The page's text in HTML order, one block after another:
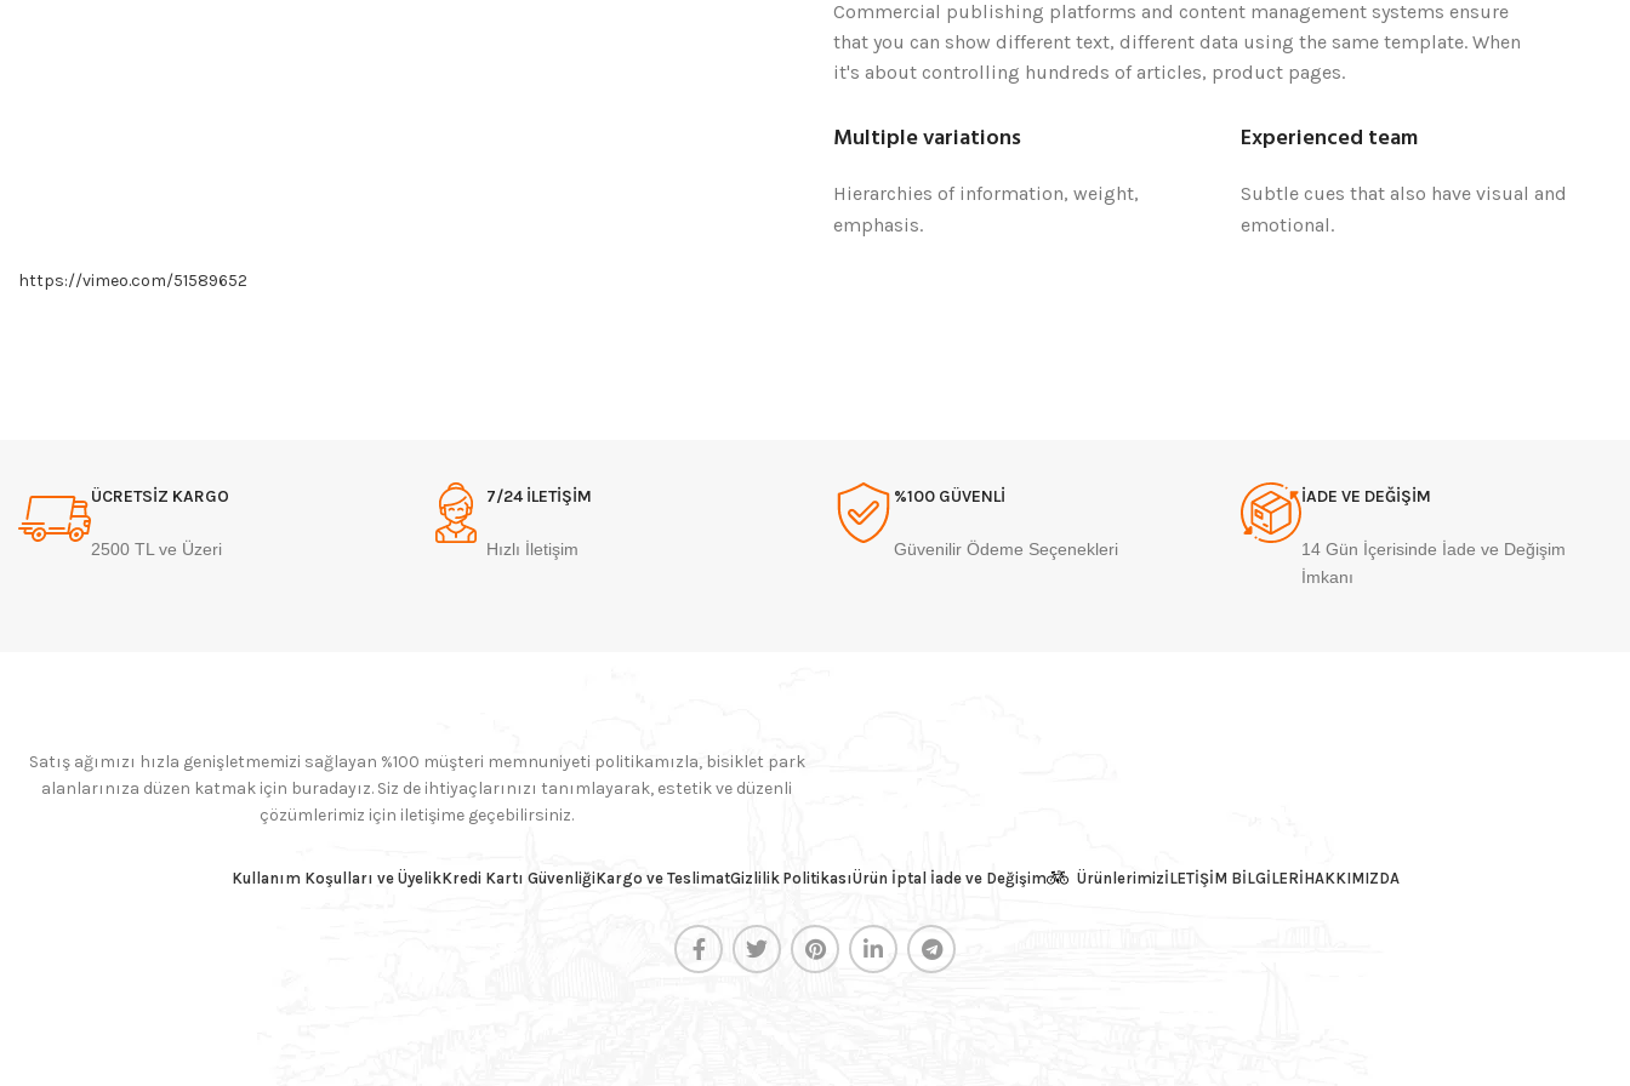
https://vimeo.com/51589652
Commercial publishing platforms and content management systems ensure
that you can show different text, different data using the same template. When
it's about controlling hundreds of articles, product pages.
Multiple variations
Hierarchies of information, weight,
emphasis.
Experienced team
Subtle cues that also have visual and
emotional.
ÜCRETSİZ KARGO
2500 TL ve Üzeri
7/24 İLETİŞİM
Hızlı İletişim
%100 GÜVENLİ
Güvenilir Ödeme Seçenekleri
İADE VE DEĞİŞİM
14 Gün İçerisinde İade ve Değişim
İmkanı
Satış ağımızı hızla genişletmemizi sağlayan %100 müşteri memnuniyeti politikamızla, bisiklet park
alanlarınıza düzen katmak için buradayız. Siz de ihtiyaçlarınızı tanımlayarak, estetik ve düzenli
çözümlerimiz için iletişime geçebilirsiniz.
Kullanım Koşulları ve ÜyelikKredi Kartı GüvenliğiKargo ve TeslimatGizlilik PolitikasıÜrün İptal İade ve Değişim ÜrünlerimizİLETİŞİM BİLGİLERİHAKKIMIZDA